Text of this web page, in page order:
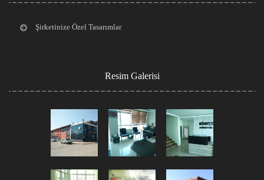
Şirketinize Özel Tasarımlar
Resim Galerisi